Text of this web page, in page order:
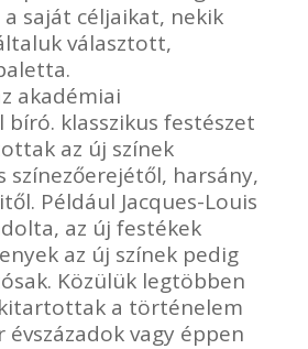
saját céljaikat, nekik
választott,
akadémiai
bíró. klasszikus festészet
az új színek
harsány,
Például Jacques-Louis
az új festékek
az új színek pedig
Közülük legtöbben
a történelem
vagy éppen